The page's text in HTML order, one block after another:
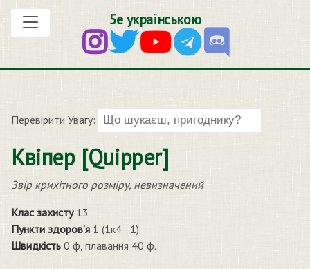
5е українською
Перевірити Увагу:
Квіпер [Quipper]
Звір крихітного розміру, невизначений
Клас захисту13
Пункти здоров’я 1 (1к4 - 1)
Швидкість 0 ф, плавання 40 ф.